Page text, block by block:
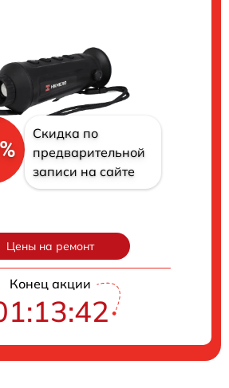
Скидка по
предварительной
записи на сайте
Цены на ремонт
Конец акции